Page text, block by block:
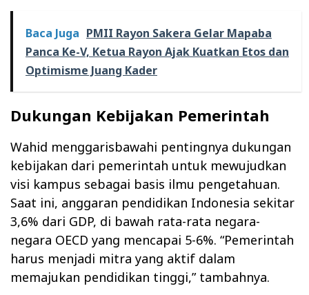
Baca Juga PMII Rayon Sakera Gelar Mapaba
Panca Ke-V, Ketua Rayon Ajak Kuatkan Etos dan
Optimisme Juang Kader
Dukungan Kebijakan Pemerintah
Wahid menggarisbawahi pentingnya dukungan
kebijakan dari pemerintah untuk mewujudkan
visi kampus sebagai basis ilmu pengetahuan.
Saat ini, anggaran pendidikan Indonesia sekitar
3,6% dari GDP, di bawah rata-rata negara-
negara OECD yang mencapai 5-6%. “Pemerintah
harus menjadi mitra yang aktif dalam
memajukan pendidikan tinggi,” tambahnya.